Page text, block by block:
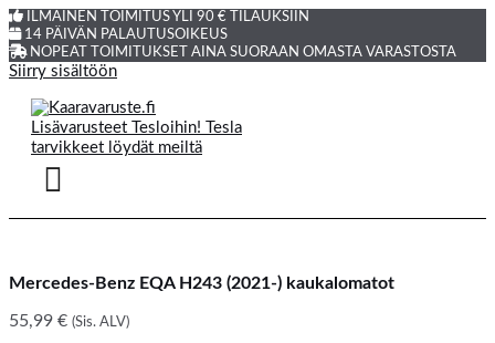
ILMAINEN TOIMITUS YLI 90 € TILAUKSIIN
14 PÄIVÄN PALAUTUSOIKEUS
NOPEAT TOIMITUKSET AINA SUORAAN OMASTA VARASTOSTA
Siirry sisältöön
Mercedes-Benz EQA H243 (2021-) kaukalomatot
55,99 € (Sis. ALV)